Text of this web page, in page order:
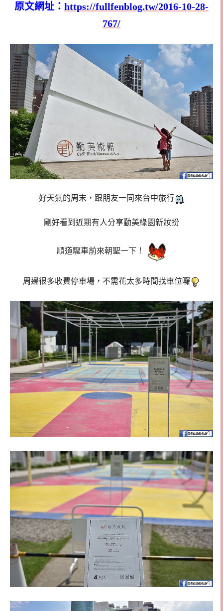
原文網址： https://fullfenblog.tw/2016-10-28-
767/
好天氣的周末，跟朋友一同來台中旅行
剛好看到近期有人分享勤美綠園新妝扮
順道驅車前來朝聖一下！
周邊很多收費停車場，不需花太多時間找車位囉